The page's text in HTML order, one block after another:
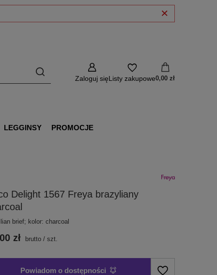
Zaloguj sięListy zakupowe0,00 zł
LEGGINSY PROMOCJE
Delight 1567 Freya brazyliany
brief; kolor: charcoal
zł brutto /szt.
Powiadom o dostępności